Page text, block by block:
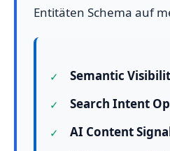
Entitäten Schema auf
Semantic
Search Intent
AI Content